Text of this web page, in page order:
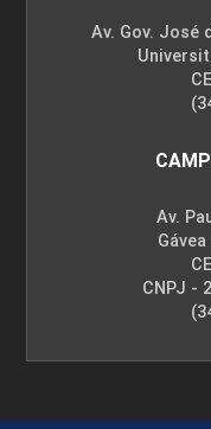
Av. Gov. José
Av.
CNPJ -